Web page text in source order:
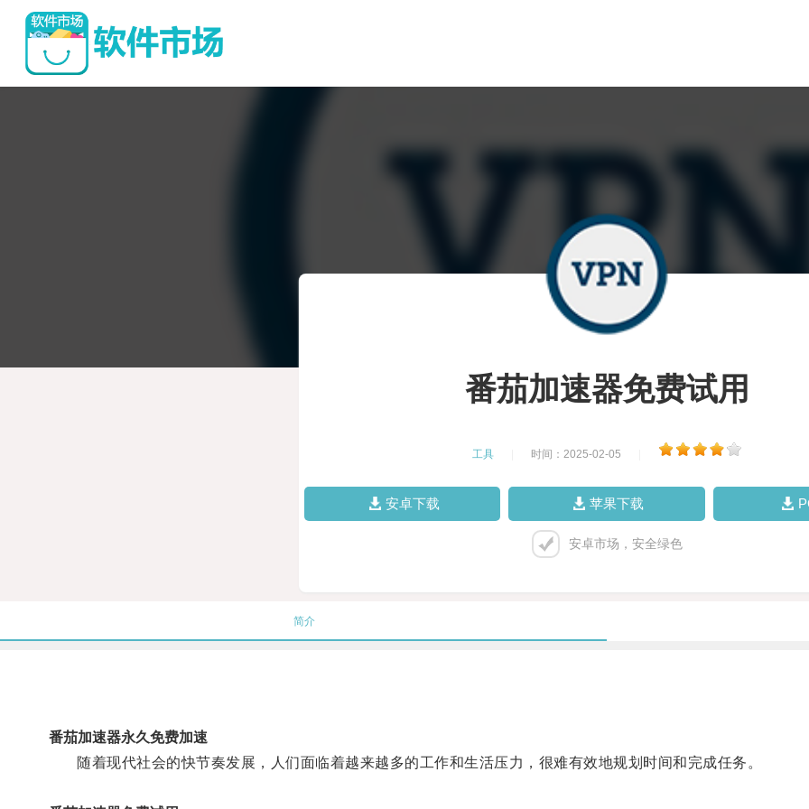
番茄加速器免费试用
工具 时间：2025-02-05
安卓下载 苹果下载
安卓市场，安全绿色
简介
番茄加速器永久免费加速
随着现代社会的快节奏发展，人们面临着越来越多的工作和生活压力，很难有效地规划时间和完成任务。